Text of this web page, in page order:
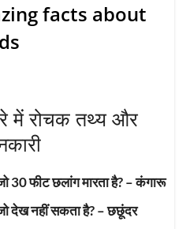
facts about
में रोचक तथ्य और
30 फीट छलांग मारता है? –कंगारू
देख नहीं सकता है? –छछूंदर